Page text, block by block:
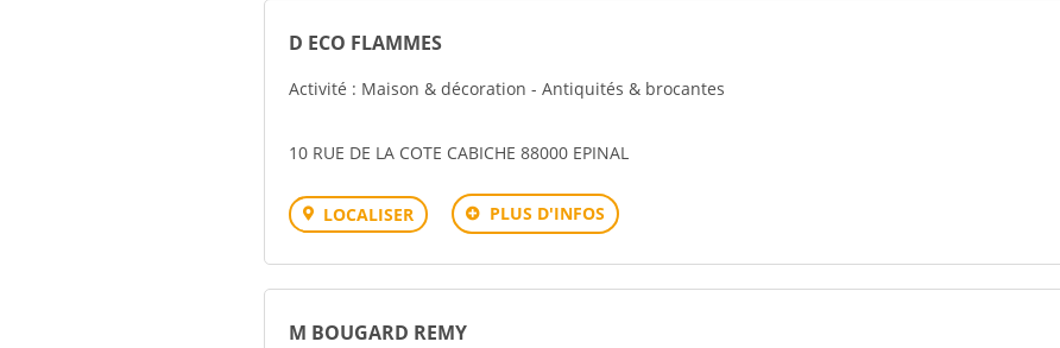
D ECO FLAMMES
Activité : Maison & décoration - Antiquités & brocantes
10 RUE DE LA COTE CABICHE 88000 EPINAL
LOCALISER PLUS D'INFOS
M BOUGARD REMY